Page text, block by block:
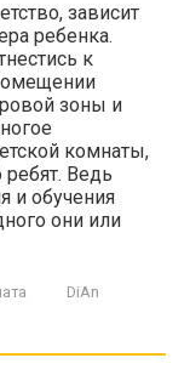
зависит
ребенка.
к
зоны и
комнаты,
ребят. Ведь
и обучения
они или
DiAn